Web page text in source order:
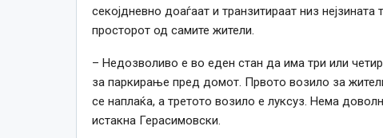
секојдневно доаѓаат и транзитираат низ
просторот од самите жители.
– Недозволиво е во еден стан да има три или
за паркирање пред домот. Првото возило за
се наплаќа, а третото возило е луксуз. Нема
истакна Герасимовски.